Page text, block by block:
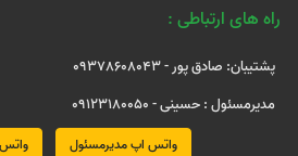
راه های ارتباطی :
پشتیبان: صادق پور - 09378608043
مدیرمسئول : حسینی - 09123180050
واتس اپ مدیرمسئول